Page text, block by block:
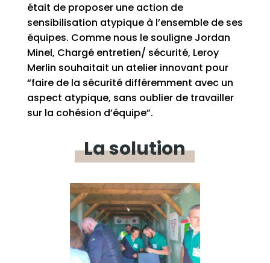
était de proposer une action de
sensibilisation atypique à l’ensemble de ses
équipes. Comme nous le souligne Jordan
Minel, Chargé entretien/ sécurité, Leroy
Merlin souhaitait un atelier innovant pour
“faire de la sécurité différemment avec un
aspect atypique, sans oublier de travailler
sur la cohésion d’équipe”.
Lasolution